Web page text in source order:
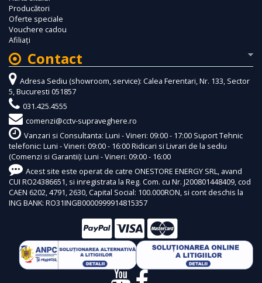
Producători
Oferte speciale
Vouchere cadou
Afiliaţi
Contact
Adresa Sediu (showroom, service): Calea Ferentari, Nr. 133, Sector
5, Bucuresti 051857
031.425.4555
comenzi@cctv-supraveghere.ro
Vanzari si Consultanta: Luni - Vineri: 09:00 - 17:00 Suport Tehnic
telefonic: Luni - Vineri: 09:00 - 16:00 Ridicari si Livrari de la sediu
(Comenzi si Garantii): Luni - Vineri: 09:00 - 16:00
Acest site este operat de catre ONESTORE ENERGY SRL, avand
CUI RO24386651, si inregistrata la Reg. Com. cu Nr. J200801448409, cod
CAEN 6202, 4791, 2630, Capital Social: 100.000RON, si cont deschis la
ING BANK: RO31INGB0000999914815357